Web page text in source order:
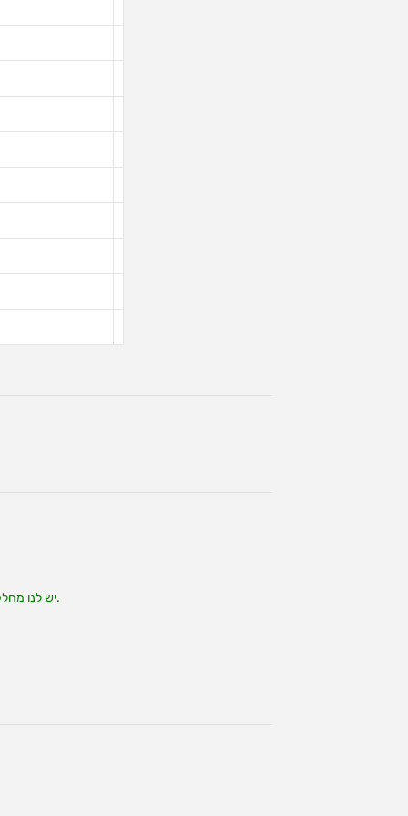
4.OEM/ODM: יש לנו מחלקת מחקר ופיתוח משלנו, מחלקת עובש ו-30 סטים של מכונות הזרקה אוטומטיות; אנו יכולים לספק את כל הדרישות שלכם.